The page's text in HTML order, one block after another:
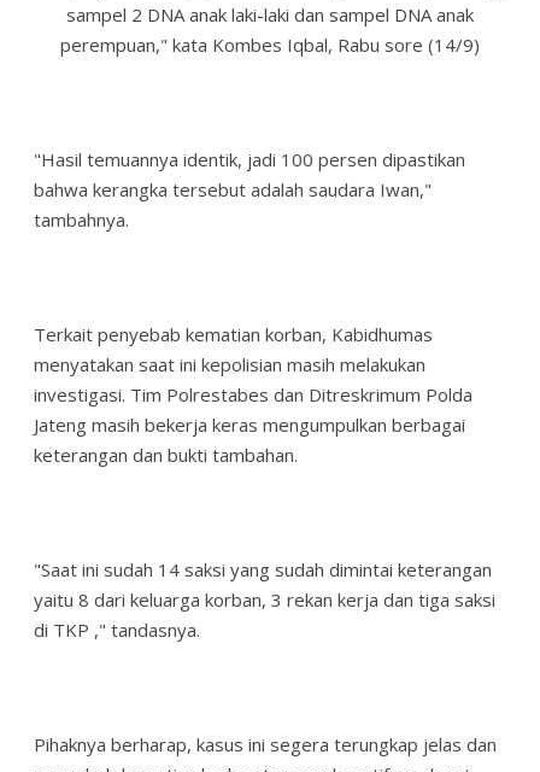
sampel 2 DNA anak laki-laki dan sampel DNA anak
perempuan," kata Kombes Iqbal, Rabu sore (14/9)
"Hasil temuannya identik, jadi 100 persen dipastikan
bahwa kerangka tersebut adalah saudara Iwan,"
tambahnya.
Terkait penyebab kematian korban, Kabidhumas
menyatakan saat ini kepolisian masih melakukan
investigasi. Tim Polrestabes dan Ditreskrimum Polda
Jateng masih bekerja keras mengumpulkan berbagai
keterangan dan bukti tambahan.
"Saat ini sudah 14 saksi yang sudah dimintai keterangan
yaitu 8 dari keluarga korban, 3 rekan kerja dan tiga saksi
di TKP ," tandasnya.
Pihaknya berharap, kasus ini segera terungkap jelas dan